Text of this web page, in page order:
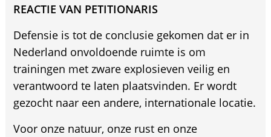
REACTIE VAN PETITIONARIS
Defensie is tot de conclusie gekomen dat er in
Nederland onvoldoende ruimte is om
trainingen met zware explosieven veilig en
verantwoord te laten plaatsvinden. Er wordt
gezocht naar een andere, internationale locatie.
Voor onze natuur, onze rust en onze